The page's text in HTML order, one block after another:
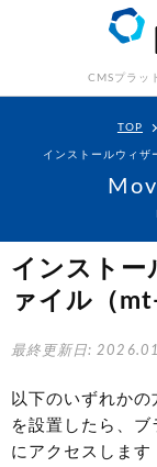
CMSプラッ
TOP
インストールウィ
インストー
ァイル（
最終更新日:
以下のいずれか
を設置したら、
にアクセスします